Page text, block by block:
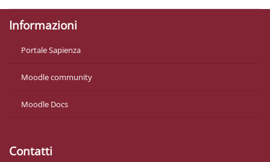
Informazioni
Portale Sapienza
Moodle community
Moodle Docs
Contatti